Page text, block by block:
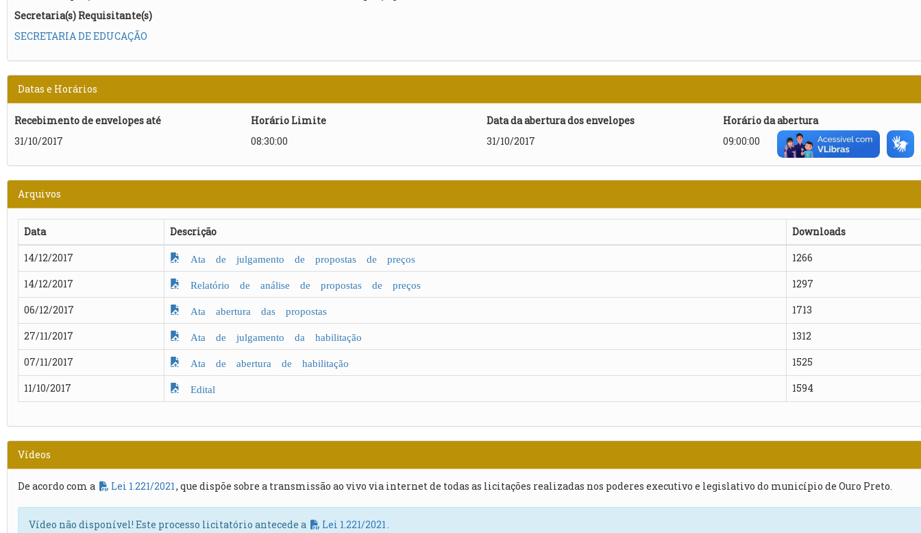
Secretaria(s) Requisitante(s)
SECRETARIA DE EDUCAÇÃO
Datas e Horários
Recebimento de envelopes até
31/10/2017
Horário Limite
08:30:00
Data da abertura dos envelopes
31/10/2017
Horário da abertura
09:00:00
Arquivos
Data Descrição
Downloads
14/12/2017
Ata de julgamento de propostas de preços
1266
14/12/2017
Relatório de análise de propostas de preços
1297
06/12/2017
Ata abertura das propostas
1713
27/11/2017
Ata de julgamento da habilitação
1312
07/11/2017
Ata de abertura de habilitação
1525
11/10/2017
Edital 1594
Vídeos
De acordo com a Lei 1.221/2021 , que dispõe sobre a transmissão ao vivo via internet de todas as licitações realizadas nos poderes executivo e legislativo do município de Ouro Preto.
Vídeo não disponível! Este processo licitatório antecede a Lei 1.221/2021